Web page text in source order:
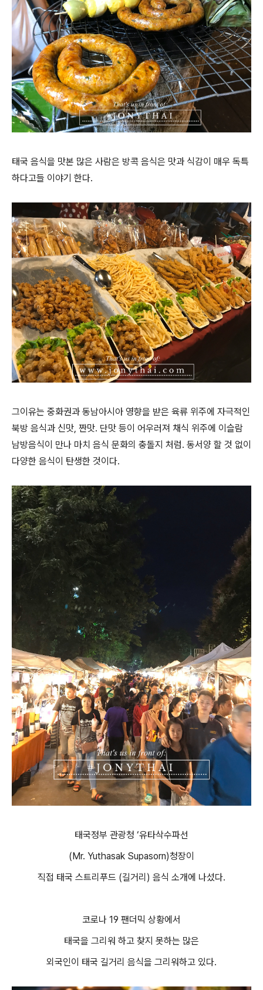
태국 음식을 맛본 많은 사람은 방콕 음식은 맛과 식감이 매우 독특
하다고들 이야기 한다.
그이유는 중화권과 동남아시아 영향을 받은 육류 위주에 자극적인
북방 음식과 신맛, 짠맛. 단맛 등이 어우러져 채식 위주에 이슬람
남방음식이 만나 마치 음식 문화의 충돌지 처럼. 동서양 할 것 없이
다양한 음식이 탄생한 것이다.
태국정부 관광청 ‘유타삭수파선
(Mr. Yuthasak Supasorn)청장이
직접 태국 스트리푸드 (길거리) 음식 소개에 나섰다.
코로나 19 팬더믹 상황에서
태국을 그리워 하고 찾지 못하는 많은
외국인이 태국 길거리 음식을 그리워하고 있다.